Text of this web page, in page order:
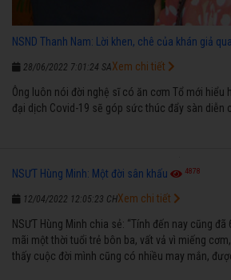
NSND Thanh Nam: Lời khen, chê của khán giả
28/06/2022 7:01:24 SA
Ông luôn nói đời nghệ sĩ có ăn cơm Tổ mới hiểu
đại dịch Covid-19 sẽ góp sức thúc đẩy sàn diễn
Xem chi tiết
NSƯT Hùng Minh: Một đời sân khấu 4878
12/04/2022 12:05:23 CH
NSƯT Hùng Minh chia sẻ: “Tính đến nay cũng
mãi một thời tuổi trẻ bôn ba, vất vả vì miếng
thấy cuộc đời mình cũng có nhiều may mắn,
Xem chi tiết